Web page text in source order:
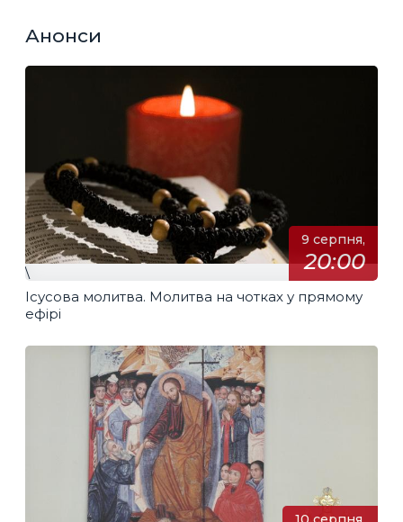
Анонси
9 серпня,
20:00
\
Ісусова молитва. Молитва на чотках у прямому
ефірі